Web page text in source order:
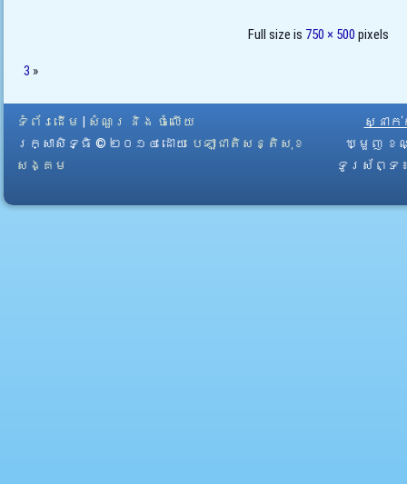
Full size is 750 × 500 pixels
3 »
ទំព័រដើម
សំណួរ និង ចំលើយ
រក្សាសិទ្ធិ © ២០១៤ ដោយ​ បេឡាជាតិសន្តិសុខ
សង្គម
ស្នាក់
ឃ្មួញ ខណ្
ទូរស័ព្ទ